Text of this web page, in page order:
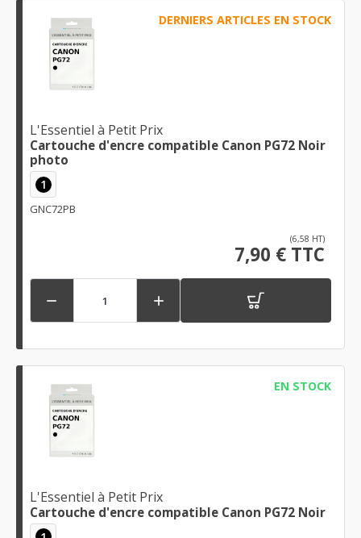
DERNIERS ARTICLES EN STOCK
L'Essentiel à Petit Prix
Cartouche d'encre compatible Canon PG72 Noir
photo
1
GNC72PB
(6,58 HT)
7,90 € TTC
 
EN STOCK
L'Essentiel à Petit Prix
Cartouche d'encre compatible Canon PG72 Noir